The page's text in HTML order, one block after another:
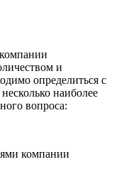
и
определиться с
наиболее
вопроса:
компании